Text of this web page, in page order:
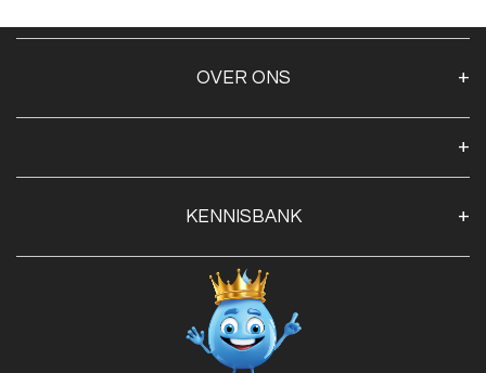
OVER ONS
Openingstijden
Contact
Privacy Policy
Veilig betalen met:
KENNISBANK
Blog
Advies
Red Label Filter Series
Nishikigoi-Ô